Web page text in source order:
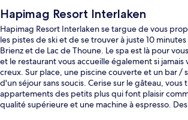
Hapimag Resort Interlaken
Hapimag Resort Interlaken se targue de vous
les pistes de ski et de se trouver à juste 10
Brienz et de Lac de Thoune. Le spa est là pour
et le restaurant vous accueille également si jamais
creux. Sur place, une piscine couverte et un bar /
d'un séjour sans soucis. Cerise sur le gâteau, vous
appartements des petits plus qui font plaisir
qualité supérieure et une machine à espresso.